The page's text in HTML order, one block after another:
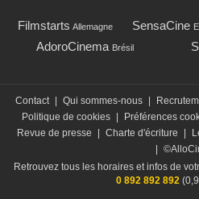
Filmstarts Allemagne SensaCine
AdoroCinema Brésil
Contact Qui sommes-nous
Politique de cookies
Préférences
Revue de presse
Charte d'écriture
Retrouvez tous les horaires et infos de
0 892 892 892